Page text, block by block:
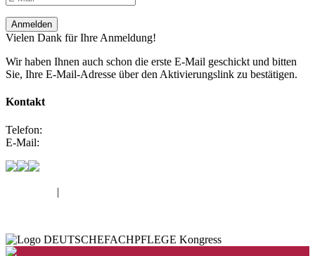
Anmelden
Vielen Dank für Ihre Anmeldung!
Wir haben Ihnen auch schon die erste E-Mail geschickt und bitten
Sie, Ihre E-Mail-Adresse über den Aktivierungslink zu bestätigen.
Kontakt
Telefon:
E-Mail:
|